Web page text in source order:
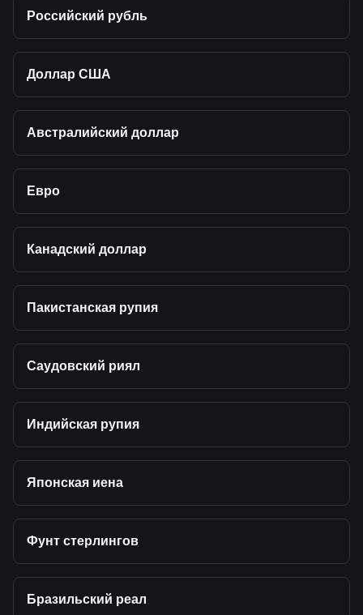
Российский рубль
Доллар США
Австралийский доллар
Евро
Канадский доллар
Пакистанская рупия
Саудовский риял
Индийская рупия
Японская иена
Фунт стерлингов
Бразильский реал